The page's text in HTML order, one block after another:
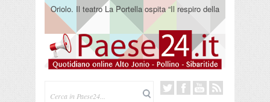
Oriolo. Il teatro La Portella ospita “Il respiro della
terra” del collettivo 365